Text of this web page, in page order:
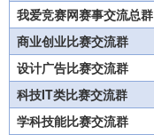
我爱竞赛网赛事交流总群
商业创业比赛交流群
设计广告比赛交流群
科技IT类比赛交流群
学科技能比赛交流群